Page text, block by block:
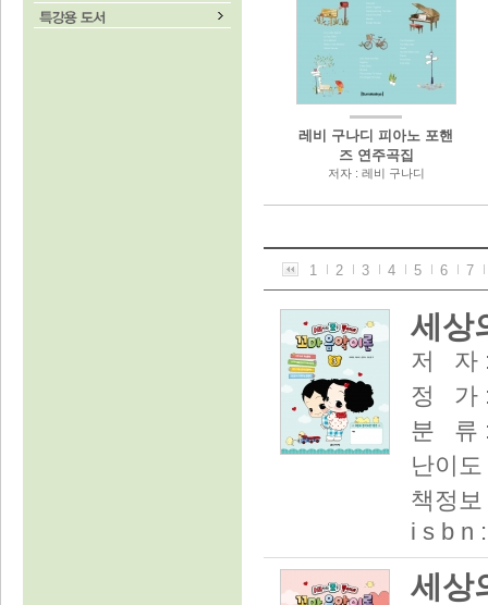
레비 구나디 피아노 포핸
즈 연주곡집
저자 : 레비 구나디
1 2 3 4 5 6 7
세상
저 자 :
정 가
분 류
난이
책정
i s b n
세상